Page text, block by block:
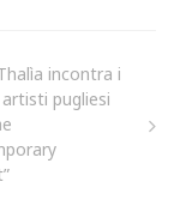
incontra i
pugliesi